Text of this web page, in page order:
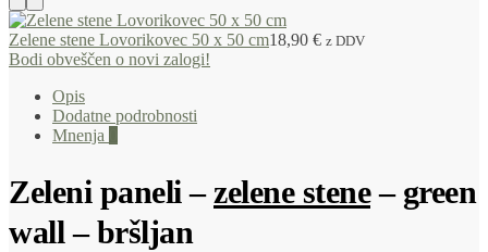
Zelene stene Lovorikovec 50 x 50 cm18,90 € z DDV
Bodi obveščen o novi zalogi!
Opis
Dodatne podrobnosti
Mnenja
Zeleni paneli – zelene stene– green
wall – bršljan